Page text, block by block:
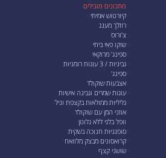
מתכונים מובילים
קיורטוש אמיתי
רוזלך מענג
צ'ורוס
שוקו פאי ביתי
ספינג' מרוקאי
גביניות / 3 עוגות רומניות
ספינג'
אצבעות שוקולד
עוגות שמרים וגבינה אישיות
גליליות ממולאות בקצפת וניל
אוזני המן עם שוקולד
וופל בלגי ללא גלוטן
סופגניות חנוכה בשקית
קרואסונים מבצק מלוואח
שושני קצף